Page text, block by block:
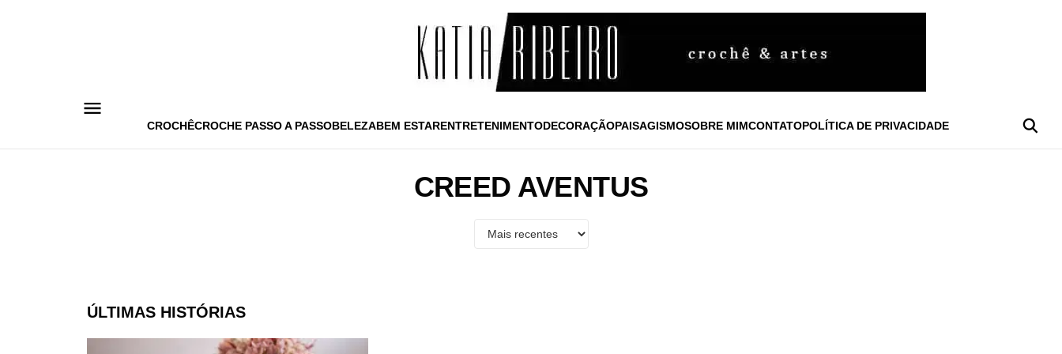
CROCHÊCROCHE PASSO A PASSOBELEZABEM ESTARENTRETENIMENTODECORAÇÃOPAISAGISMOSOBRE MIMCONTATOPOLÍTICA DE PRIVACIDADE
CREED AVENTUS
ÚLTIMAS HISTÓRIAS